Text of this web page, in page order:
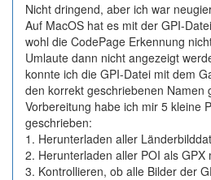
Nicht dringend, aber ich war
Auf MacOS hat es mit der GPI-
wohl die CodePage Erkennung
Umlaute dann nicht angezeigt
konnte ich die GPI-Datei mit dem
den korrekt geschriebenen Namen
Vorbereitung habe ich mir 5 kleine
geschrieben:
1. Herunterladen aller
2. Herunterladen aller POI als GPX
3. Kontrollieren, ob alle Bilder der